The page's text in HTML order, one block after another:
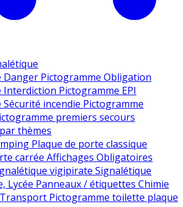
Danger Pictogramme Obligation
Interdiction Pictogramme EPI
incendie Pictogramme
premiers secours
thèmes
Plaque de porte classique
carrée Affichages Obligatoires
vigipirate Signalétique
Lycée Panneaux / étiquettes Chimie
Pictogramme toilette plaque